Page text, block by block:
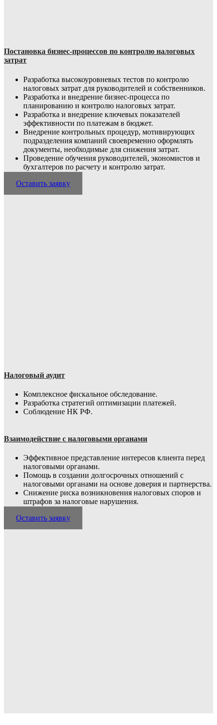
Постановка бизнес-процессов по контролю налоговых
затрат
Разработка высокоуровневых тестов по контролю
налоговых затрат для руководителей и собственников.
Разработка и внедрение бизнес-процесса по
планированию и контролю налоговых затрат.
Разработка и внедрение ключевых показателей
эффективности по платежам в бюджет.
Внедрение контрольных процедур, мотивирующих
подразделения компаний своевременно оформлять
документы, необходимые для снижения затрат.
Проведение обучения руководителей, экономистов и
бухгалтеров по расчету и контролю затрат.
Оставить заявку
Налоговый аудит
Комплексное фискальное обследование.
Разработка стратегий оптимизации платежей.
Соблюдение НК РФ.
Взаимодействие с налоговыми органами
Эффективное представление интересов клиента перед
налоговыми органами.
Помощь в создании долгосрочных отношений с
налоговыми органами на основе доверия и партнерства.
Снижение риска возникновения налоговых споров и
штрафов за налоговые нарушения.
Оставить заявку